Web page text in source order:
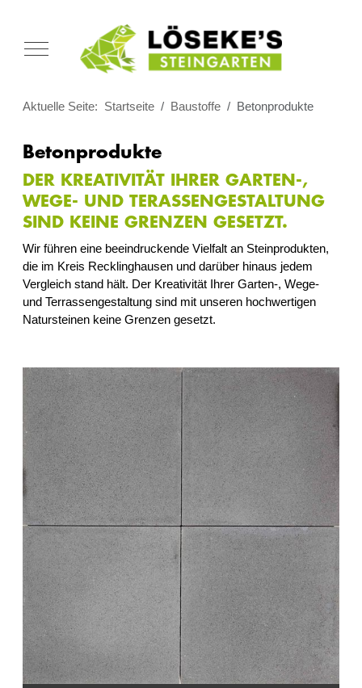
Mobile Menu Toggle
Aktuelle Seite: Startseite Baustoffe Betonprodukte
Betonprodukte
DER KREATIVITÄT IHRER GARTEN-,
WEGE- UND TERASSENGESTALTUNG
SIND KEINE GRENZEN GESETZT.
Wir führen eine beeindruckende Vielfalt an Steinprodukten,
die im Kreis Recklinghausen und darüber hinaus jedem
Vergleich stand hält. Der Kreativität Ihrer Garten-, Wege-
und Terrassengestaltung sind mit unseren hochwertigen
Natursteinen keine Grenzen gesetzt.